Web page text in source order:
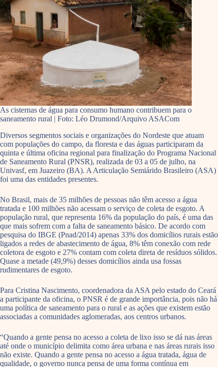
As cisternas de água para consumo humano contribuem para o
saneamento rural | Foto: Léo Drumond/Arquivo ASACom
Diversos segmentos sociais e organizações do Nordeste que atuam
com populações do campo, da floresta e das águas participaram da
quinta e última oficina regional para finalização do Programa Nacional
de Saneamento Rural (PNSR), realizada de 03 a 05 de julho, na
Univasf, em Juazeiro (BA). A Articulação Semiárido Brasileiro (ASA)
foi uma das entidades presentes.
No Brasil, mais de 35 milhões de pessoas não têm acesso a água
tratada e 100 milhões não acessam o serviço de coleta de esgoto. A
população rural, que representa 16% da população do país, é uma das
que mais sofrem com a falta de saneamento básico. De acordo com
pesquisa do IBGE (Pnad/2014) apenas 33% dos domicílios rurais estão
ligados a redes de abastecimento de água, 8% têm conexão com rede
coletora de esgoto e 27% contam com coleta direta de resíduos sólidos.
Quase a metade (49,9%) desses domicílios ainda usa fossas
rudimentares de esgoto.
Para Cristina Nascimento, coordenadora da ASA pelo estado do Ceará
a participante da oficina, o PNSR é de grande importância, pois não há
uma política de saneamento para o rural e as ações que existem estão
associadas a comunidades aglomeradas, aos centros urbanos.
“Quando a gente pensa no acesso a coleta de lixo isso se dá nas áreas
até onde o município delimita como área urbana e nas áreas rurais isso
não existe. Quando a gente pensa no acesso a água tratada, água de
qualidade, o governo nunca pensa de uma forma contínua em